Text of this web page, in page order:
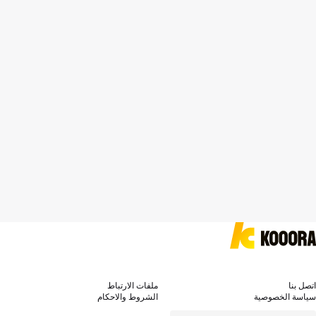
اتصل بنا
ملفات الارتباط
سياسة الخصوصية
الشروط والاحكام